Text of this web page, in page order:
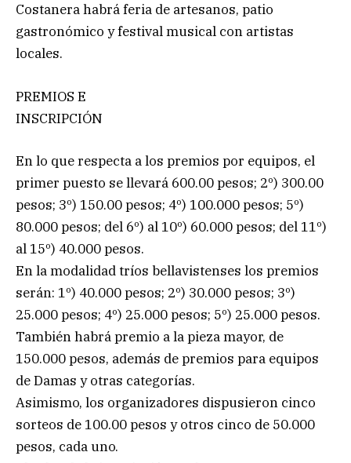
Costanera habrá feria de artesanos, patio
gastronómico y festival musical con artistas
locales.
PREMIOS E
INSCRIPCIÓN
En lo que respecta a los premios por equipos, el
primer puesto se llevará 600.00 pesos; 2º) 300.00
pesos; 3º) 150.00 pesos; 4º) 100.000 pesos; 5º)
80.000 pesos; del 6º) al 10º) 60.000 pesos; del 11º)
al 15º) 40.000 pesos.
En la modalidad tríos bellavistenses los premios
serán: 1º) 40.000 pesos; 2º) 30.000 pesos; 3º)
25.000 pesos; 4º) 25.000 pesos; 5º) 25.000 pesos.
También habrá premio a la pieza mayor, de
150.000 pesos, además de premios para equipos
de Damas y otras categorías.
Asimismo, los organizadores dispusieron cinco
sorteos de 100.00 pesos y otros cinco de 50.000
pesos, cada uno.